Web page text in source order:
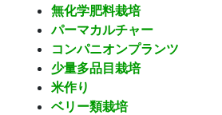
無化学肥料栽培
パーマカルチャー
コンパニオンプランツ
少量多品目栽培
米作り
ベリー類栽培